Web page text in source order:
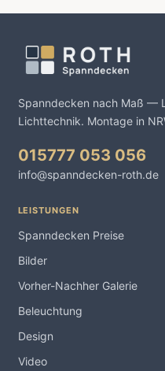
Spanndecken nach Maß —
Lichttechnik. Montage in
015777 053 056
info@spanndecken-roth.de
LEISTUNGEN
Spanndecken Preise
Bilder
Vorher-Nachher Galerie
Beleuchtung
Design
Video